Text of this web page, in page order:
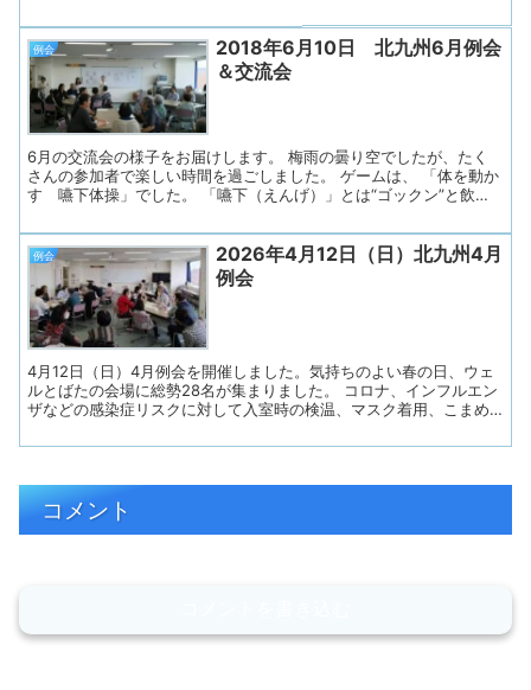
――――――――――――――――――――――――――――――
―――――――― 10月も午前中のみの開催でした（入室時に感染予
防策を確認） １．「あすの会」の諸連絡 ２．リラックス体操
３．近況報告 ４．きたきゅう体操 ５．お便り印刷・お渡し
（失語症になられた中村福助さんのテレビ放送案内） ◇近況報告
今回もまず、会話パートナーさんとペアになってゆっくり話を伺い
ました。 20分ゆっくり話すことができ、色々な話を伺うことがで
きました。 それから、...
例会
2018年6月10日 北九州6月例会
＆交流会
6月の交流会の様子をお届けします。 梅雨の曇り空でしたが、たく
さんの参加者で楽しい時間を過ごしました。 ゲームは、 「体を動か
す 嚥下体操」でした。 「嚥下（えんげ）」とは“ゴックン”と飲み
と飲み込んだあと、 食道を通って胃に運ばれていきます。 しかし、
そのゴックンがうまくいかないと、 食道ではなく気道を通って、肺
に運ばれてしまうことがあります。 これが原因で起こる肺炎を「誤
嚥性（ごえんせい）肺炎」といいます。 今、この肺炎になってしま
う高齢者がとても多いのです。 この日は、「嚥下=ゴックン」を鍛
えるために、 唇や舌の運動、発声や呼吸の練習を行いました。 時々
練習して、楽しく体を動かしましょう。 続いて、今月のテーマトー
クは 「私の応援したい人（人、...
例会
2026年4月12日（日）北九州4月
例会
4月12日（日）4月例会を開催しました。気持ちのよい春の日、ウェ
ルとばたの会場に総勢28名が集まりました。 コロナ、インフルエン
ザなどの感染症リスクに対して入室時の検温、マスク着用、こまめ
１. 開会（会長挨拶）２．あすの会総会３．あすの会諸連絡４. リラ
絡事項７. お便り印刷・お渡し８. 閉会 ◇司会はあすの会メンバーが
担当し、会長さんの挨拶で始まりました。参加者の皆さんに「失語
症当事者、同行のご家族、会話パートナー、ボランティア、失語症
コメント